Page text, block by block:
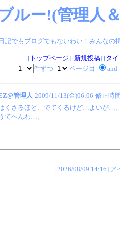
ルー!(管理人
記でもブログでもないわい！みんなの
[トップページ] [新規投稿] [タ
件ずつ
ページ目 and
管理人 2009/11/13(金)06:06 修正時
くさるほど、でてくるけど…よいが…
てへんわ…。
[2026/08/09 14:16]